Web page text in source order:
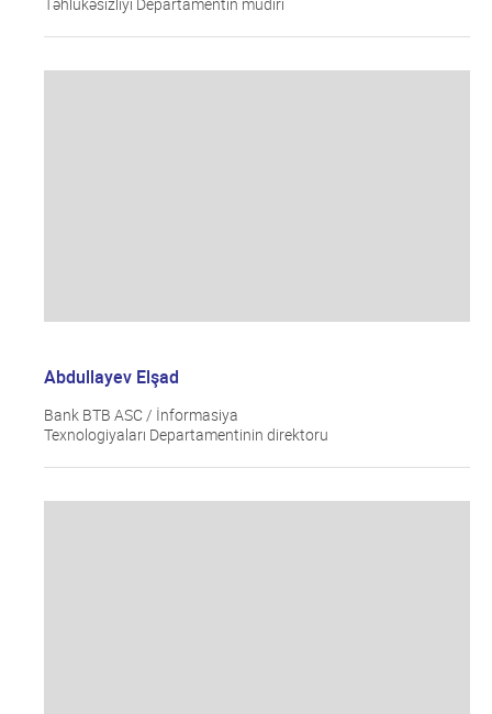
Təhlükəsizliyi Departamentin müdiri
Abdullayev Elşad
Bank BTB ASC / İnformasiya
Texnologiyaları Departamentinin direktoru